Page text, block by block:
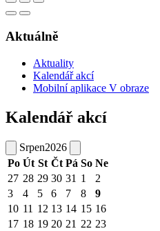
Aktuálně
Aktuality
Kalendář akcí
Mobilní aplikace V obraze
Kalendář akcí
Srpen2026
Po Út St Čt Pá So Ne
27 28 29 30 31 1
2
3
4 5 6 7 8
9
10 11 12 13 14 15 16
17 18 19 20 21 22 23